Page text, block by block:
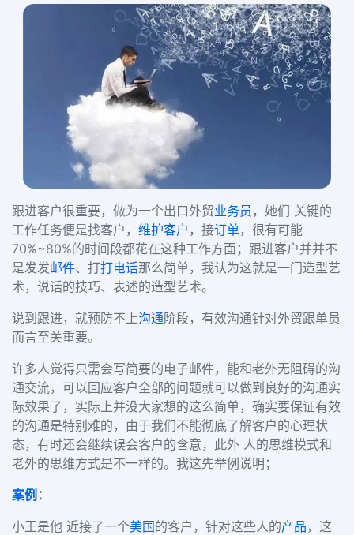
跟进客户很重要，做为一个出口外贸业务员 ，她们 关键的
工作任务便是找客户， 维护客户 ，接订单，很有可能
70%~80%的时间段都花在这种工作方面；跟进客户并并不
是发发邮件、打打电话那么简单，我认为这就是一门造型艺
术，说话的技巧、表述的造型艺术。
说到跟进，就预防不上沟通阶段，有效沟通针对外贸跟单员
而言至关重要。
许多人觉得只需会写简要的电子邮件，能和老外无阻碍的沟
通交流，可以回应客户全部的问题就可以做到良好的沟通实
际效果了，实际上并没大家想的这么简单，确实要保证有效
的沟通是特别难的，由于我们不能彻底了解客户的心理状
态，有时还会继续误会客户的含意，此外 人的思维模式和
老外的思维方式是不一样的。我这先举例说明；
案例 ：
小王是他 近接了一个美国的客户，针对这些人的产品 ，这